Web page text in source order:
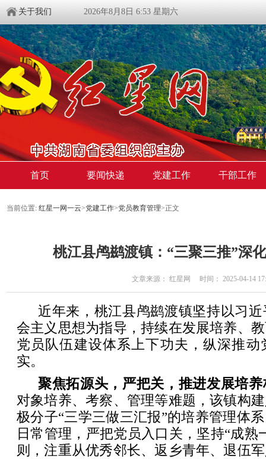
关于我们 2026年8月8日 6:53 星期六
首页 要闻快递 党建工作 干部工作
当前位置: 红星一网一云>党建工作>党员教育管理>正文
桃江县鸬鹚渡镇：“三聚三推”深
文章来源： 红星网 时间： 2025-04-14
近年来，桃江县鸬鹚渡镇坚持以习
会主义思想为指导，持续在发展培养、
党员队伍建设体系上下功夫，纵深推动
实。
聚焦拓源头，严把关，推进发展培
对象培养、考察、管理等难题，该镇构
极分子“三学三做三汇报”的培养管理体
日常管理，严把党员入口关，坚持“成熟
则，注重从优秀邻长、返乡青年、退伍